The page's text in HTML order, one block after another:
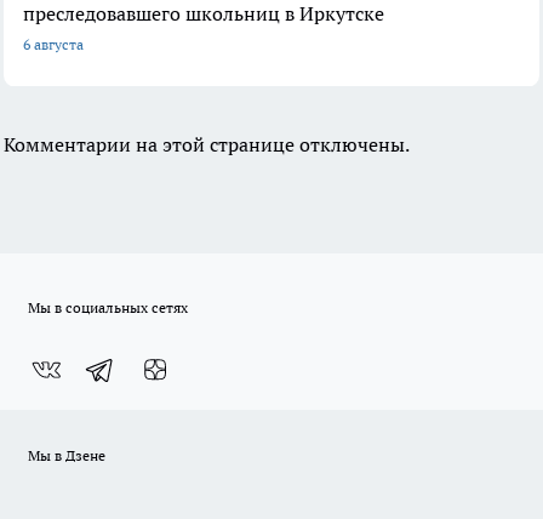
преследовавшего школьниц в Иркутске
6 августа
Комментарии на этой странице отключены.
Мы в социальных сетях
Мы в Дзене